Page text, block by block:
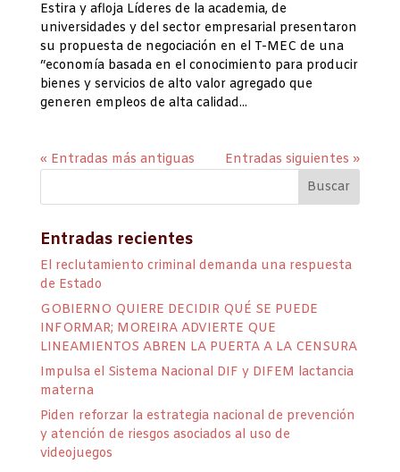
Estira y afloja Líderes de la academia, de
universidades y del sector empresarial presentaron
su propuesta de negociación en el T-MEC de una
“economía basada en el conocimiento para producir
bienes y servicios de alto valor agregado que
generen empleos de alta calidad...
« Entradas más antiguas Entradas siguientes »
Entradas recientes
El reclutamiento criminal demanda una respuesta
de Estado
GOBIERNO QUIERE DECIDIR QUÉ SE PUEDE
INFORMAR; MOREIRA ADVIERTE QUE
LINEAMIENTOS ABREN LA PUERTA A LA CENSURA
Impulsa el Sistema Nacional DIF y DIFEM lactancia
materna
Piden reforzar la estrategia nacional de prevención
y atención de riesgos asociados al uso de
videojuegos